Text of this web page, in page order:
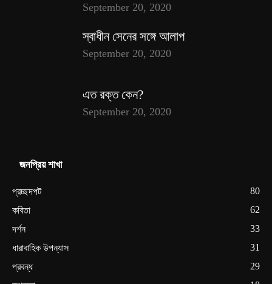
September 20, 2020
স্বাধীন সেনের সঙ্গে আলাপ
September 20, 2020
এত রক্ত কেন?
September 20, 2020
জনপ্রিয় শাখা
প্রচ্ছদপট
80
কবিতা
62
দর্শন
33
ধারাবাহিক উপন্যাস
31
প্রবন্ধ
29